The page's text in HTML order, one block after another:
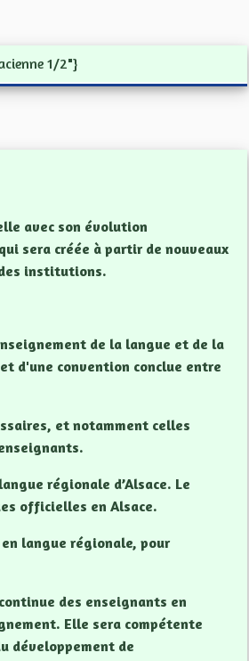
1/2"}
avec son évolution
sera créée à partir de nouveaux
institutions.
de la langue et de la
d'une convention conclue entre
et notamment celles
régionale d’Alsace. Le
officielles en Alsace.
langue régionale, pour
des enseignants en
Elle sera compétente
développement de